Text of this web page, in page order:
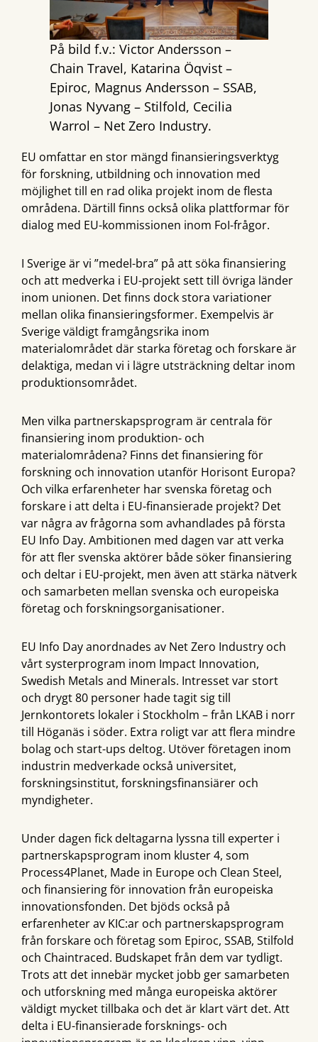
På bild f.v.: Victor Andersson –
Chain Travel, Katarina Öqvist –
Epiroc, Magnus Andersson – SSAB,
Jonas Nyvang – Stilfold, Cecilia
Warrol – Net Zero Industry.
EU omfattar en stor mängd finansieringsverktyg
för forskning, utbildning och innovation med
möjlighet till en rad olika projekt inom de flesta
områdena. Därtill finns också olika plattformar för
dialog med EU-kommissionen inom FoI-frågor.
I Sverige är vi ”medel-bra” på att söka finansiering
och att medverka i EU-projekt sett till övriga länder
inom unionen. Det finns dock stora variationer
mellan olika finansieringsformer. Exempelvis är
Sverige väldigt framgångsrika inom
materialområdet där starka företag och forskare är
delaktiga, medan vi i lägre utsträckning deltar inom
produktionsområdet.
Men vilka partnerskapsprogram är centrala för
finansiering inom produktion- och
materialområdena? Finns det finansiering för
forskning och innovation utanför Horisont Europa?
Och vilka erfarenheter har svenska företag och
forskare i att delta i EU-finansierade projekt? Det
var några av frågorna som avhandlades på första
EU Info Day. Ambitionen med dagen var att verka
för att fler svenska aktörer både söker finansiering
och deltar i EU-projekt, men även att stärka nätverk
och samarbeten mellan svenska och europeiska
företag och forskningsorganisationer.
EU Info Day anordnades av Net Zero Industry och
vårt systerprogram inom Impact Innovation,
Swedish Metals and Minerals. Intresset var stort
och drygt 80 personer hade tagit sig till
Jernkontorets lokaler i Stockholm – från LKAB i norr
till Höganäs i söder. Extra roligt var att flera mindre
bolag och start-ups deltog. Utöver företagen inom
industrin medverkade också universitet,
forskningsinstitut, forskningsfinansiärer och
myndigheter.
Under dagen fick deltagarna lyssna till experter i
partnerskapsprogram inom kluster 4, som
Process4Planet, Made in Europe och Clean Steel,
och finansiering för innovation från europeiska
innovationsfonden. Det bjöds också på
erfarenheter av KIC:ar och partnerskapsprogram
från forskare och företag som Epiroc, SSAB, Stilfold
och Chaintraced. Budskapet från dem var tydligt.
Trots att det innebär mycket jobb ger samarbeten
och utforskning med många europeiska aktörer
väldigt mycket tillbaka och det är klart värt det. Att
delta i EU-finansierade forsknings- och